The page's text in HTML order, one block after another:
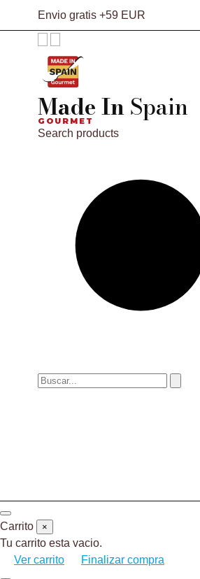
Envio gratis +59 EUR
Made InSpain
GOURMET
Search products
Carrito ×
Tu carrito esta vacio.
Ver carrito
Finalizar compra